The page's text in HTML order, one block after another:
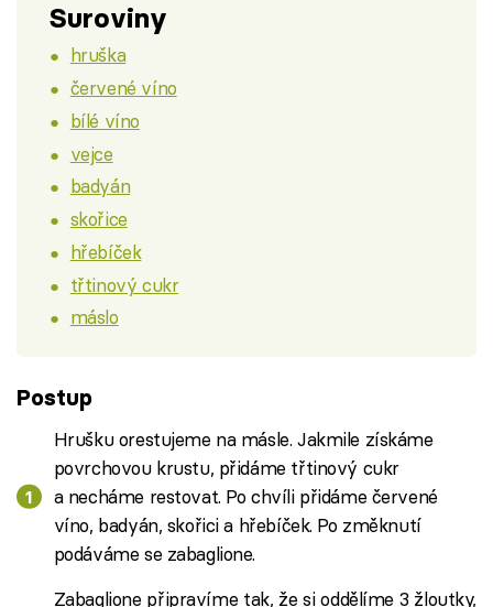
Suroviny
hruška
červené víno
bílé víno
vejce
badyán
skořice
hřebíček
třtinový cukr
máslo
Postup
Hrušku orestujeme na másle. Jakmile získáme
povrchovou krustu, přidáme třtinový cukr
a necháme restovat. Po chvíli přidáme červené
víno, badyán, skořici a hřebíček. Po změknutí
podáváme se zabaglione.
Zabaglione připravíme tak, že si oddělíme 3 žloutky,